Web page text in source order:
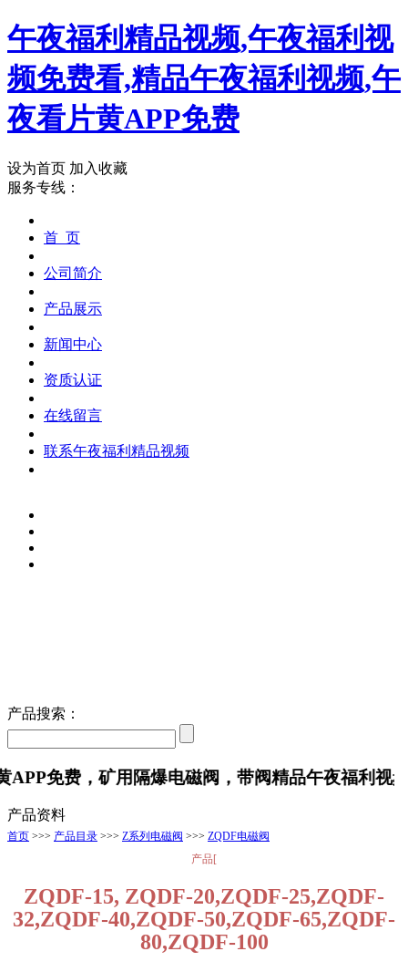
午夜福利精品视频,午夜福利视
频免费看,精品午夜福利视频,午
夜看片黄APP免费
设为首页 加入收藏
服务专线：
首 页
公司简介
产品展示
新闻中心
资质认证
在线留言
联系午夜福利精品视频
产品搜索：
免费，矿用隔爆电磁阀，带阀精品午夜福利视频
产品资料
首页 >>> 产品目录 >>> Z系列电磁阀 >>> ZQDF电磁阀
产品[
ZQDF-15, ZQDF-20,ZQDF-25,ZQDF-
32,ZQDF-40,ZQDF-50,ZQDF-65,ZQDF-
80,ZQDF-100